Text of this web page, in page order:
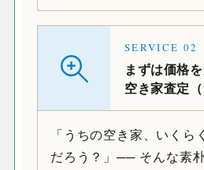
SERVICE 02
まずは価格
空き家査定（
「うちの空き家、いくら
だろう？」── そんな素